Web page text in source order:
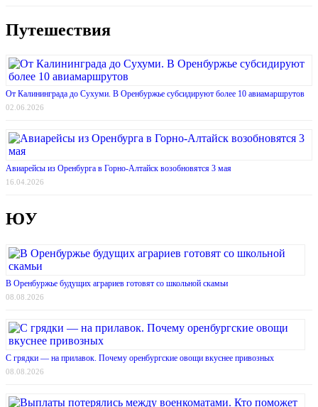
Путешествия
От Калининграда до Сухуми. В Оренбуржье субсидируют более 10 авиамаршрутов
02.06.2026
Авиарейсы из Оренбурга в Горно-Алтайск возобновятся 3 мая
16.04.2026
ЮУ
В Оренбуржье будущих аграриев готовят со школьной скамьи
08.08.2026
С грядки — на прилавок. Почему оренбургские овощи вкуснее привозных
08.08.2026